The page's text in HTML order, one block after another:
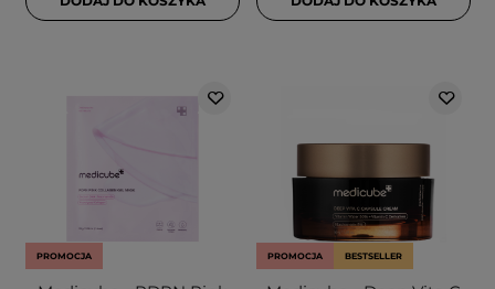
PROMOCJA PROMOCJA BESTSELLER